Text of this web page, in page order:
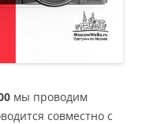
мы проводим
совместно с